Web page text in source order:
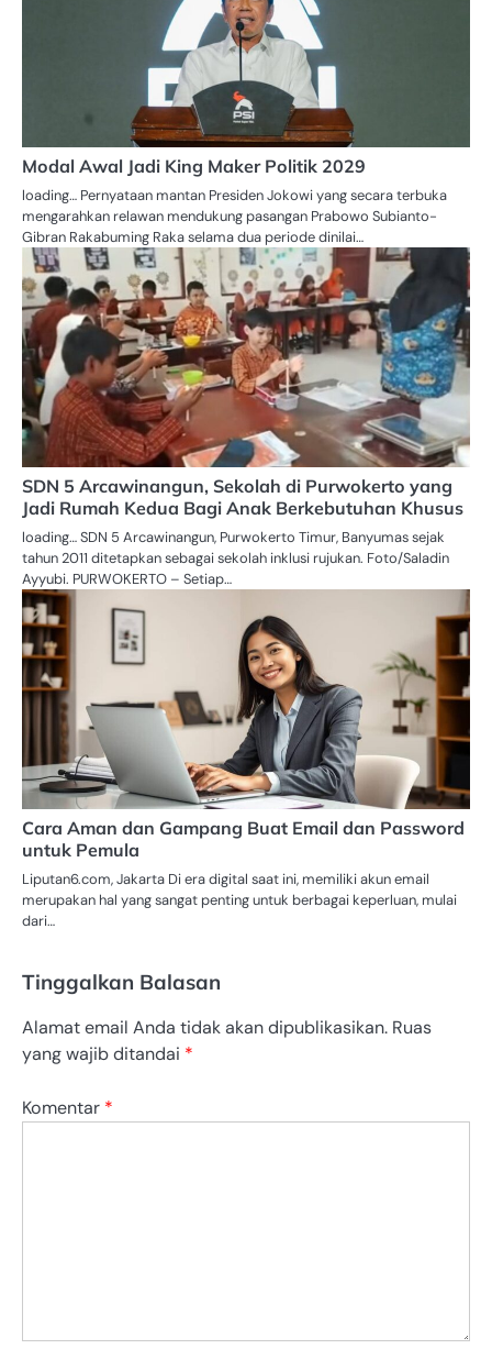
Modal Awal Jadi King Maker Politik 2029
loading… Pernyataan mantan Presiden Jokowi yang secara terbuka
mengarahkan relawan mendukung pasangan Prabowo Subianto-
Gibran Rakabuming Raka selama dua periode dinilai…
SDN 5 Arcawinangun, Sekolah di Purwokerto yang
Jadi Rumah Kedua Bagi Anak Berkebutuhan Khusus
loading… SDN 5 Arcawinangun, Purwokerto Timur, Banyumas sejak
tahun 2011 ditetapkan sebagai sekolah inklusi rujukan. Foto/Saladin
Ayyubi. PURWOKERTO – Setiap…
Cara Aman dan Gampang Buat Email dan Password
untuk Pemula
Liputan6.com, Jakarta Di era digital saat ini, memiliki akun email
merupakan hal yang sangat penting untuk berbagai keperluan, mulai
dari…
Tinggalkan Balasan
Alamat email Anda tidak akan dipublikasikan. Ruas
yang wajib ditandai *
Komentar *